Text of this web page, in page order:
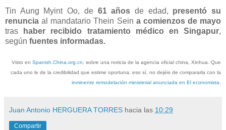
Tin Aung Myint Oo, de 61 años de edad, presentó su
renuncia al mandatario Thein Sein a comienzos de mayo
tras
haber recibido tratamiento médico en Singapur,
según fuentes informadas.
Visto en Spanish.China.org.cn , sobre una noticia de la agencia oficial china, Xinhua. Que
cada uno le de la credibilidad que estime oportuna; eso sí, no dejéis de compararla con la
inminente remodelación ministerial anunciada en El economista
Juan Antonio HERGUERA TORRES hacia las 10:29
Compartir